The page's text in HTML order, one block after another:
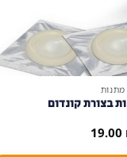
מתנות
בצורת קונדום
19.00